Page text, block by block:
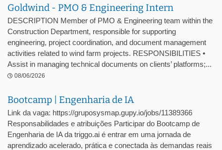
Goldwind - PMO & Engineering Intern
DESCRIPTION Member of PMO & Engineering team within the
Construction Department, responsible for supporting
engineering, project coordination, and document management
activities related to wind farm projects. RESPONSIBILITIES •
Assist in managing technical documents on clients’ platforms;...
08/06/2026
Bootcamp | Engenharia de IA
Link da vaga: https://gruposysmap.gupy.io/jobs/11389366
Responsabilidades e atribuições Participar do Bootcamp de
Engenharia de IA da triggo.ai é entrar em uma jornada de
aprendizado acelerado, prática e conectada às demandas reais